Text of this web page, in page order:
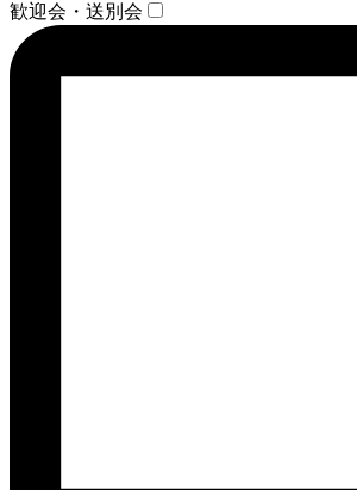
歓迎会・送別会